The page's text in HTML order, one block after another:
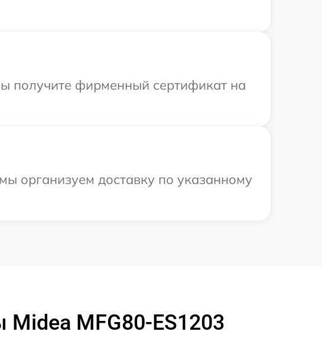
получите фирменный сертификат на
организуем доставку по указанному
MFG80-ES1203